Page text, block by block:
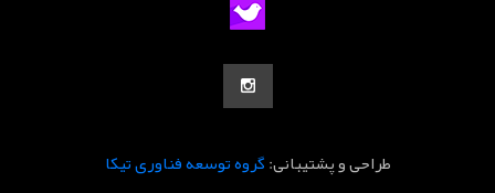
طراحی و پشتیبانی:گروه توسعه فناوری تیکا